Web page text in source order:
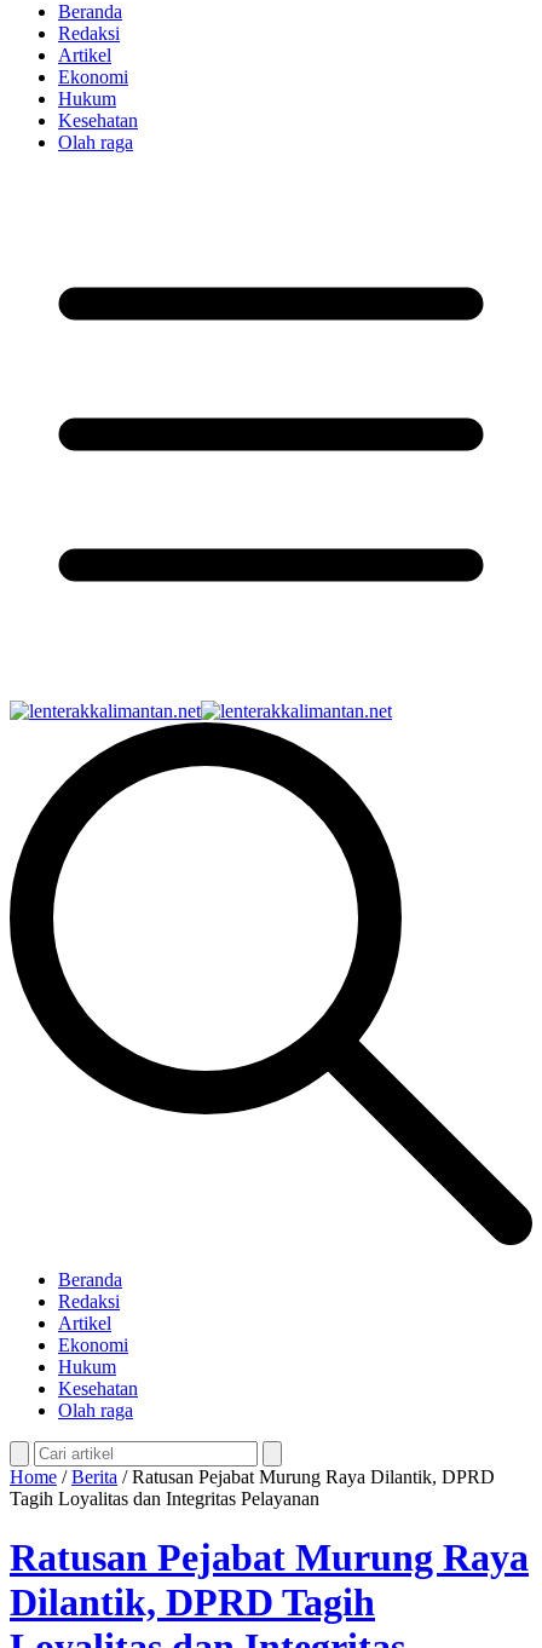
Beranda
Redaksi
Artikel
Ekonomi
Hukum
Kesehatan
Olah raga
Beranda
Redaksi
Artikel
Ekonomi
Hukum
Kesehatan
Olah raga
Home /Berita /Ratusan Pejabat Murung Raya Dilantik, DPRD
Tagih Loyalitas dan Integritas Pelayanan
Ratusan Pejabat Murung Raya
Dilantik, DPRD Tagih